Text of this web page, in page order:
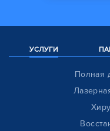
УСЛУГИ
Полная